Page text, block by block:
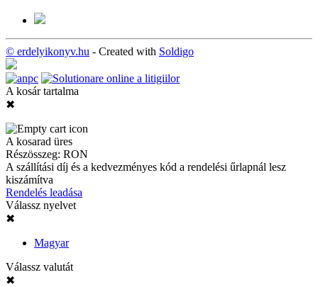
© erdelyikonyv.hu - Created with Soldigo
A kosár tartalma
✖
A kosarad üres
Részösszeg: RON
A szállítási díj és a kedvezményes kód a rendelési űrlapnál lesz
kiszámítva
Rendelés leadása
Válassz nyelvet
✖
Magyar
Válassz valutát
✖